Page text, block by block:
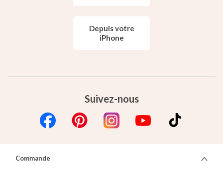
Suivez-nous
Depuis votre
iPhone
Commande